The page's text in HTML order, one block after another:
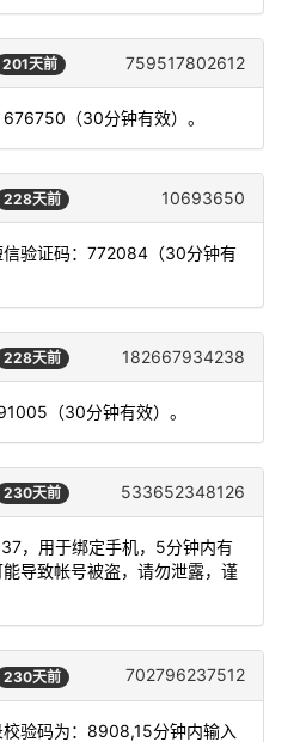
201天前 759517802612
676750（30分钟有效）。
228天前 10693650
信验证码：772084（30分钟有
228天前 182667934238
（30分钟有效）。
230天前 533652348126
，用于绑定手机，5分钟内有
导致帐号被盗，请勿泄露，谨
230天前 702796237512
校验码为：8908,15分钟内输入